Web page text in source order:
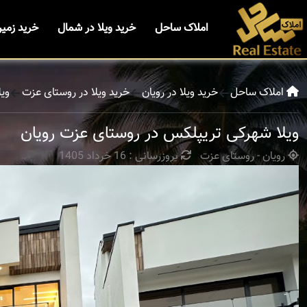
املاک ساحل خرید ویلا در شمال خرید
املاک ساحل خرید ویلا در رویان خرید ویلا در روستای عزت
ویلا شهرکی تریپلکس در روستای عزت رویان
رویان - روستای عزت بروزرسانی : 16 خرداد 1405